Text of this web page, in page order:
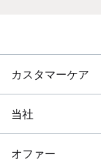
カスタマーケア
当社
オファー